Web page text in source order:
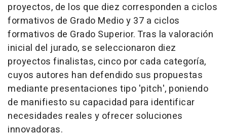
proyectos, de los que diez corresponden a ciclos
formativos de Grado Medio y 37 a ciclos
formativos de Grado Superior. Tras la valoración
inicial del jurado, se seleccionaron diez
proyectos finalistas, cinco por cada categoría,
cuyos autores han defendido sus propuestas
mediante presentaciones tipo 'pitch', poniendo
de manifiesto su capacidad para identificar
necesidades reales y ofrecer soluciones
innovadoras.